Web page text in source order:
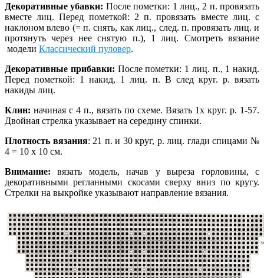
Декоративные убавки: После пометки: 1 лиц., 2 п. провязать
вместе лиц. Перед пометкой: 2 п. провязать вместе лиц. с
наклоном влево (= п. снять, как лиц., след. п. провязать лиц. и
протянуть через нее снятую п.), 1 лиц. Смотреть вязание
модели Классический пуловер.
Декоративные прибавки: После пометки: 1 лиц. п., 1 накид.
Перед пометкой: 1 накид, 1 лиц. п. В след круг. р. вязать
накиды лиц.
Клин: начиная с 4 п., вязать по схеме. Вязать 1х круг. р. 1-57.
Двойная стрелка указывает на середину спинки.
Плотность вязания: 21 п. и 30 круг, р. лиц. глади спицами №
4 = 10 х 10 см.
Внимание: вязать модель, начав у выреза горловины, с
декоративными регланными скосами сверху вниз по кругу.
Стрелки на выкройке указывают направление вязания.